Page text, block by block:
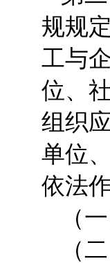
规规
工与
位、
组织
单位
依法
（
（